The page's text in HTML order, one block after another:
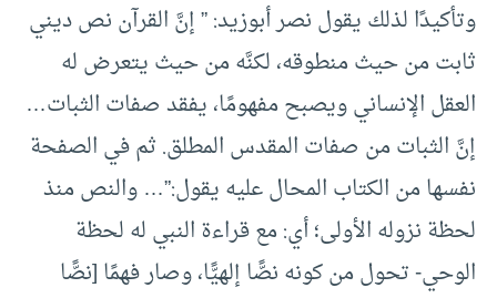
وتأكيدًا لذلك يقول نصر أبوزيد: ” إنَّ القرآن نص ديني
ثابت من حيث منطوقه، لكنَّه من حيث يتعرض له
العقل الإنساني ويصبح مفهومًا، يفقد صفات الثبات…
إنَّ الثبات من صفات المقدس المطلق. ثم في الصفحة
نفسها من الكتاب المحال عليه يقول:”… والنص منذ
لحظة نزوله الأولى؛ أي: مع قراءة النبي له لحظة
الوحي- تحول من كونه نصًّا إلهيًّا، وصار فهمًا [نصًّا